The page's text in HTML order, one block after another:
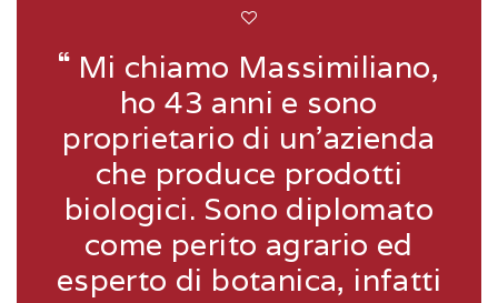
Mi chiamo Massimiliano,
ho 43 anni e sono
proprietario di un’azienda
che produce prodotti
biologici. Sono diplomato
come perito agrario ed
esperto di botanica, infatti